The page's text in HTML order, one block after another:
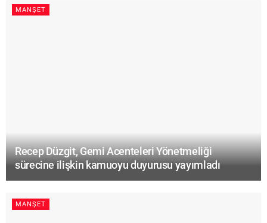
MANŞET
Recep Düzgit, Gemi Acenteleri Yönetmeliği
sürecine ilişkin kamuoyu duyurusu yayımladı
MANŞET